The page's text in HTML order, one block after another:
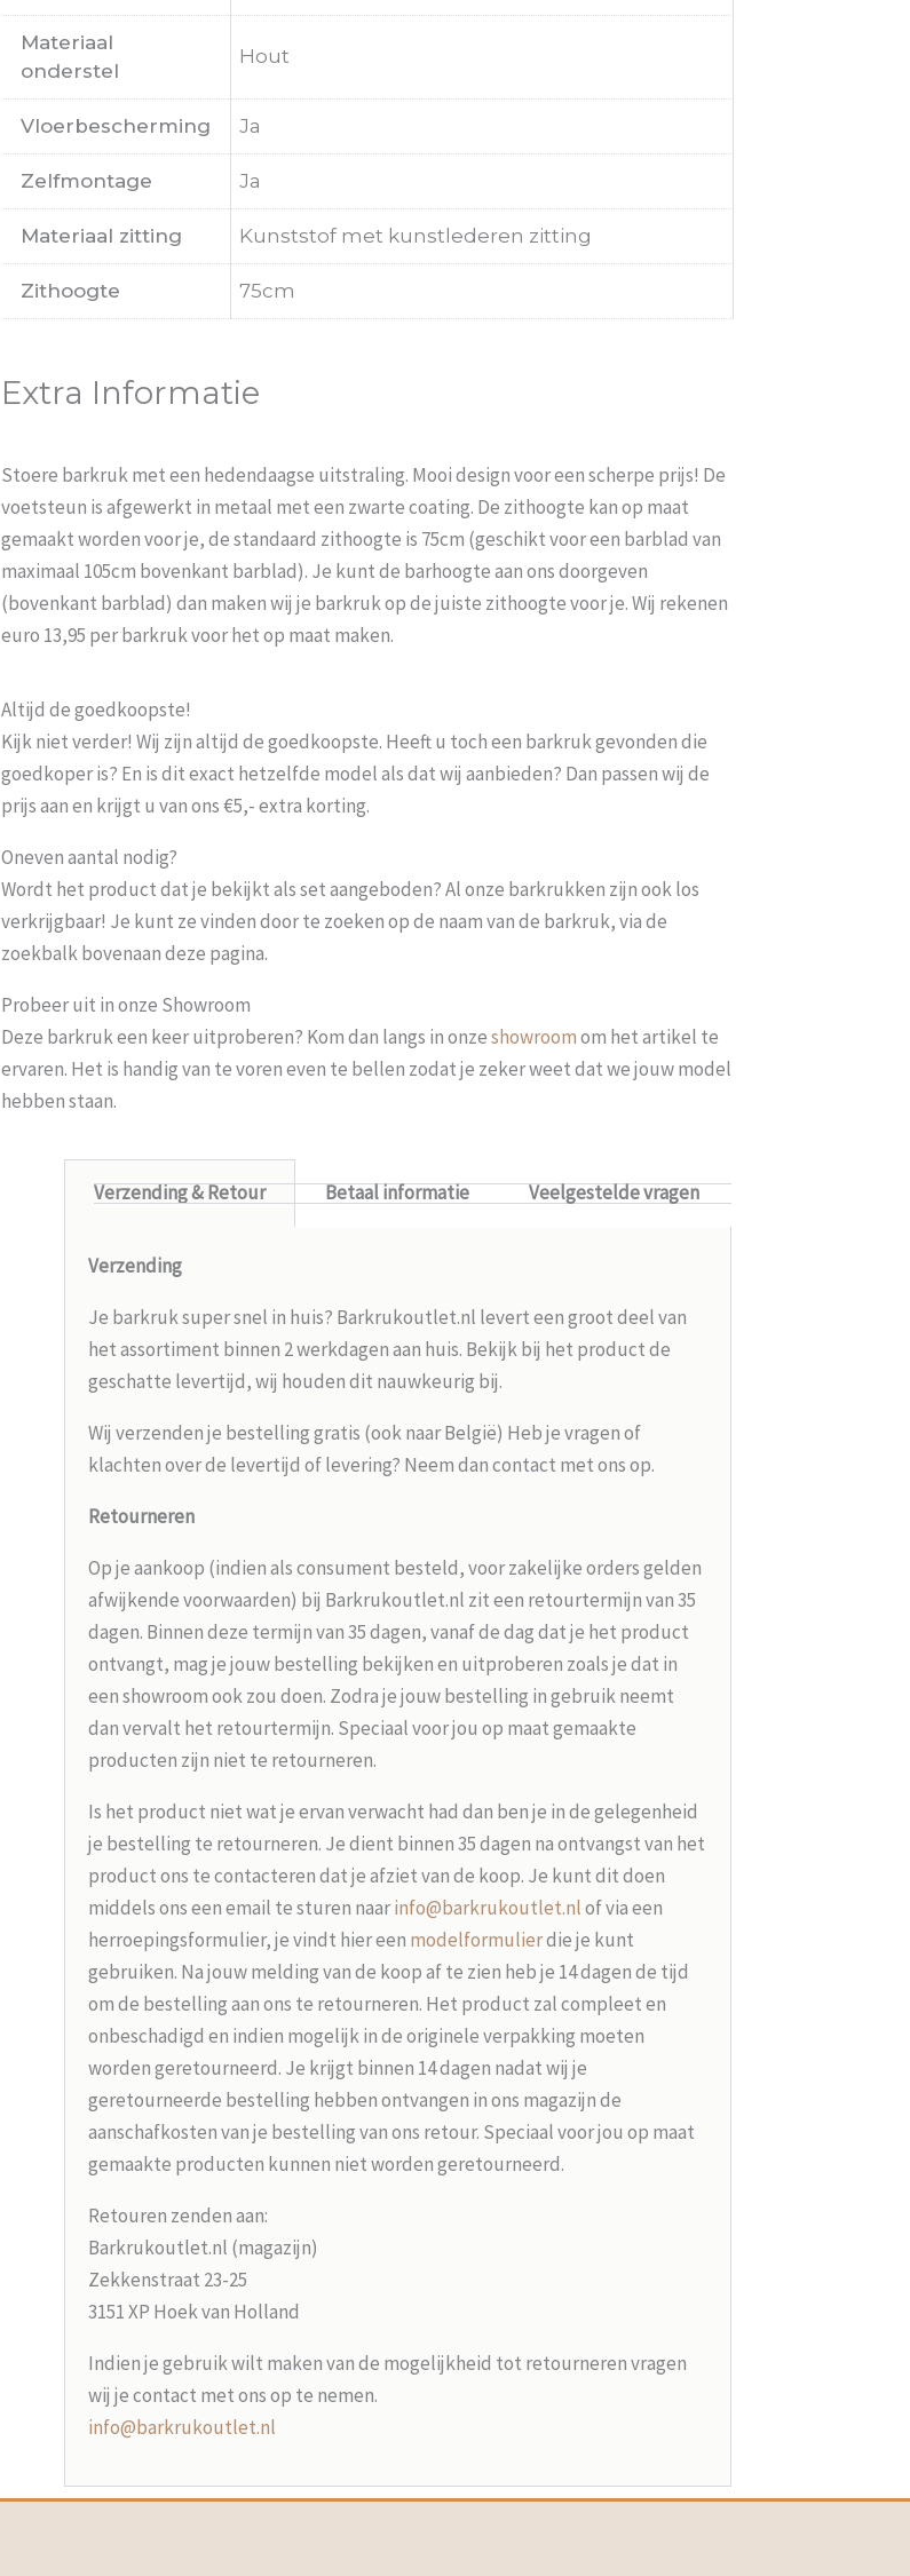
Materiaal
onderstel
Hout
Vloerbescherming Ja
Zelfmontage Ja
Materiaal zitting Kunststof met kunstlederen zitting
Zithoogte 75cm
Extra Informatie
Stoere barkruk met een hedendaagse uitstraling. Mooi design voor een scherpe prijs! De
voetsteun is afgewerkt in metaal met een zwarte coating. De zithoogte kan op maat
gemaakt worden voor je, de standaard zithoogte is 75cm (geschikt voor een barblad van
maximaal 105cm bovenkant barblad). Je kunt de barhoogte aan ons doorgeven
(bovenkant barblad) dan maken wij je barkruk op de juiste zithoogte voor je. Wij rekenen
euro 13,95 per barkruk voor het op maat maken.
Altijd de goedkoopste!
Kijk niet verder! Wij zijn altijd de goedkoopste. Heeft u toch een barkruk gevonden die
goedkoper is? En is dit exact hetzelfde model als dat wij aanbieden? Dan passen wij de
prijs aan en krijgt u van ons €5,- extra korting.
Oneven aantal nodig?
Wordt het product dat je bekijkt als set aangeboden? Al onze barkrukken zijn ook los
verkrijgbaar! Je kunt ze vinden door te zoeken op de naam van de barkruk, via de
zoekbalk bovenaan deze pagina.
Probeer uit in onze Showroom
Deze barkruk een keer uitproberen? Kom dan langs in onzeshowroomom het artikel te
ervaren. Het is handig van te voren even te bellen zodat je zeker weet dat we jouw model
hebben staan.
Verzending & Retour Betaal informatie Veelgestelde vragen
Verzending
Je barkruk super snel in huis? Barkrukoutlet.nl levert een groot deel van
het assortiment binnen 2 werkdagen aan huis. Bekijk bij het product de
geschatte levertijd, wij houden dit nauwkeurig bij.
Wij verzenden je bestelling gratis (ook naar België) Heb je vragen of
klachten over de levertijd of levering? Neem dan contact met ons op.
Retourneren
Op je aankoop (indien als consument besteld, voor zakelijke orders gelden
afwijkende voorwaarden) bij Barkrukoutlet.nl zit een retourtermijn van 35
dagen. Binnen deze termijn van 35 dagen, vanaf de dag dat je het product
ontvangt, mag je jouw bestelling bekijken en uitproberen zoals je dat in
een showroom ook zou doen. Zodra je jouw bestelling in gebruik neemt
dan vervalt het retourtermijn. Speciaal voor jou op maat gemaakte
producten zijn niet te retourneren.
Is het product niet wat je ervan verwacht had dan ben je in de gelegenheid
je bestelling te retourneren. Je dient binnen 35 dagen na ontvangst van het
product ons te contacteren dat je afziet van de koop. Je kunt dit doen
middels ons een email te sturen naarinfo@barkrukoutlet.nlof via een
herroepingsformulier, je vindt hier een modelformulierdie je kunt
gebruiken. Na jouw melding van de koop af te zien heb je 14 dagen de tijd
om de bestelling aan ons te retourneren. Het product zal compleet en
onbeschadigd en indien mogelijk in de originele verpakking moeten
worden geretourneerd. Je krijgt binnen 14 dagen nadat wij je
geretourneerde bestelling hebben ontvangen in ons magazijn de
aanschafkosten van je bestelling van ons retour. Speciaal voor jou op maat
gemaakte producten kunnen niet worden geretourneerd.
Retouren zenden aan:
Barkrukoutlet.nl (magazijn)
Zekkenstraat 23-25
3151 XP Hoek van Holland
Indien je gebruik wilt maken van de mogelijkheid tot retourneren vragen
wij je contact met ons op te nemen.
info@barkrukoutlet.nl